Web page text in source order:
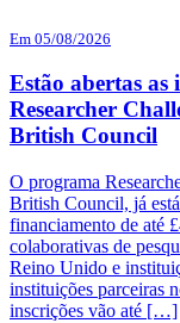
Em 05/08/2026
Estão abertas as
Researcher
British Council
O programa
British Council, já
financiamento de até
colaborativas de
Reino Unido e
instituições parceiras
inscrições vão até […]